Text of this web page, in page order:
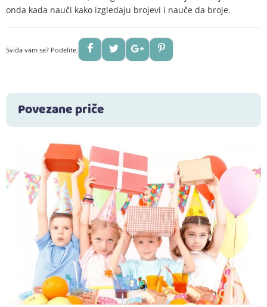
onda kada nauči kako izgledaju brojevi i nauče da broje.
Sviđa vam se? Podelite.
Povezane priče